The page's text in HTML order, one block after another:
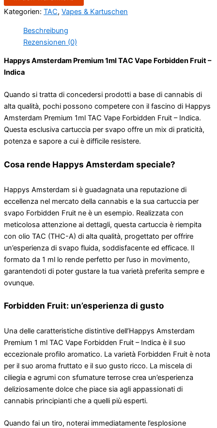
Kategorien: TAC, Vapes & Kartuschen
Beschreibung
Rezensionen (0)
Happys Amsterdam Premium 1ml TAC Vape Forbidden Fruit –
Indica
Quando si tratta di concedersi prodotti a base di cannabis di
alta qualità, pochi possono competere con il fascino di Happys
Amsterdam Premium 1ml TAC Vape Forbidden Fruit – Indica.
Questa esclusiva cartuccia per svapo offre un mix di praticità,
potenza e sapore a cui è difficile resistere.
Cosa rende Happys Amsterdam speciale?
Happys Amsterdam si è guadagnata una reputazione di
eccellenza nel mercato della cannabis e la sua cartuccia per
svapo Forbidden Fruit ne è un esempio. Realizzata con
meticolosa attenzione ai dettagli, questa cartuccia è riempita
con olio TAC (THC-A) di alta qualità, progettato per offrire
un’esperienza di svapo fluida, soddisfacente ed efficace. Il
formato da 1 ml lo rende perfetto per l’uso in movimento,
garantendoti di poter gustare la tua varietà preferita sempre e
ovunque.
Forbidden Fruit: un’esperienza di gusto
Una delle caratteristiche distintive dell’Happys Amsterdam
Premium 1 ml TAC Vape Forbidden Fruit – Indica è il suo
eccezionale profilo aromatico. La varietà Forbidden Fruit è nota
per il suo aroma fruttato e il suo gusto ricco. La miscela di
ciliegia e agrumi con sfumature terrose crea un’esperienza
deliziosamente dolce che piace sia agli appassionati di
cannabis principianti che a quelli più esperti.
Quando fai un tiro, noterai immediatamente l’esplosione